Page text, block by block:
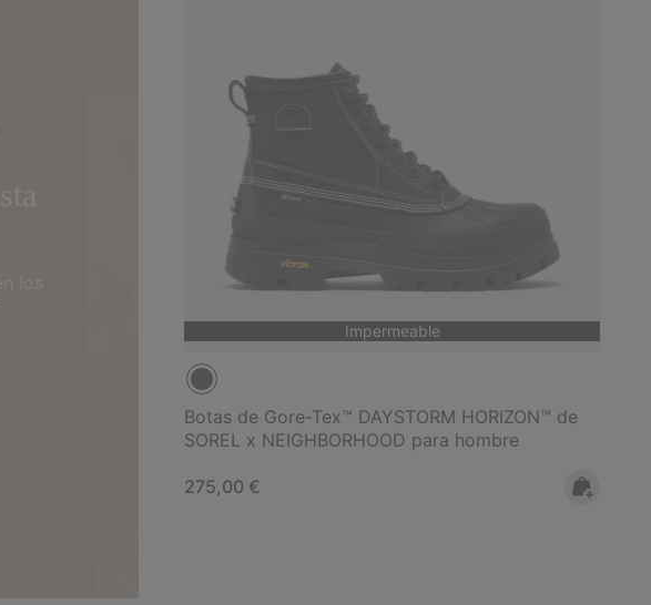
Impermeable
Botas de Gore-Tex™ DAYSTORM HORIZON™ de
SOREL x NEIGHBORHOOD para hombre
Regular price:
275,00 €